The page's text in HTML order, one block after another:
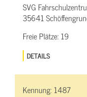
SVG
35641
Freie Plätze: 19
DETAILS
Kennung: 1487